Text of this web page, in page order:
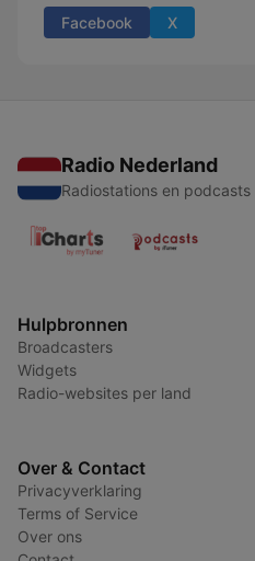
Facebook X
Radio Nederland
Radiostations en podcasts
Hulpbronnen
Broadcasters
Widgets
Radio-websites per land
Over & Contact
Privacyverklaring
Terms of Service
Over ons